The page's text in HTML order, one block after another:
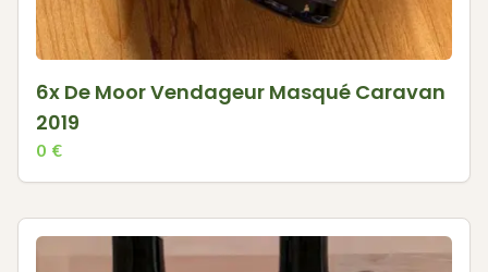
6x De Moor Vendageur Masqué Caravan
2019
0 €